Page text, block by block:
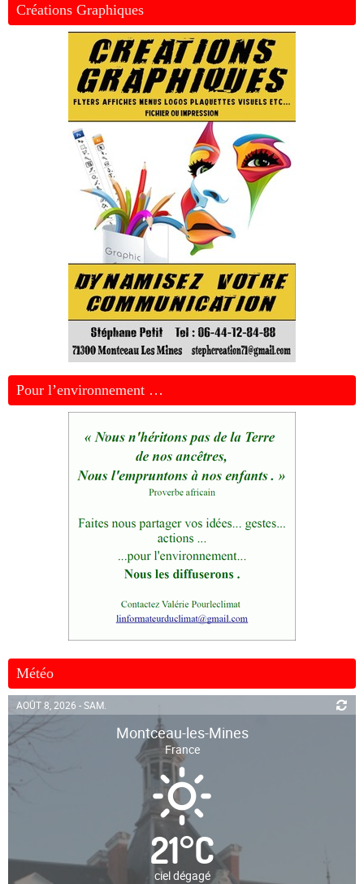
Créations Graphiques
Pour l’environnement …
Météo
AOÛT 8, 2026 - SAM.
Montceau-les-Mines
France
21°C
ciel dégagé